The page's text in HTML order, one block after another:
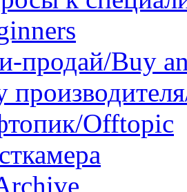
Buy
Offtopic